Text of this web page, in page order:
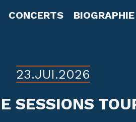
CONCERTS BIOGRAPHIE
23.JUI.2026
SESSIONS